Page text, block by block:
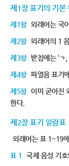
제1장 표기의 기본
제1항 외래어는 국
제2항 외래어의 1
제3항 받침에는 ‘ㄱ
제4항 파열음 표기
제5항 이미 굳어진
한다.
제2장 표기 일람표
외래어는 표 1~19
표 1 국제 음성 기